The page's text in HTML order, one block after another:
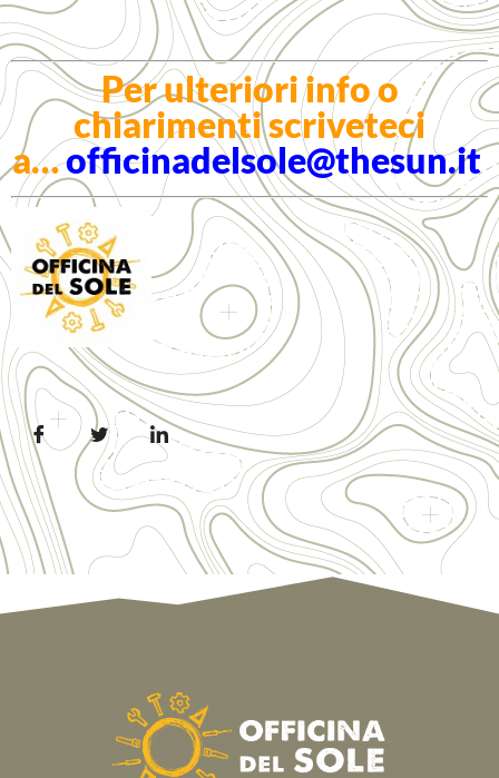
Per ulteriori info o
chiarimenti scriveteci
a…officinadelsole@thesun.it